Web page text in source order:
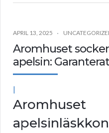
APRIL 13, 2025
Aromhuset
apelsin:
|
Aromhuset